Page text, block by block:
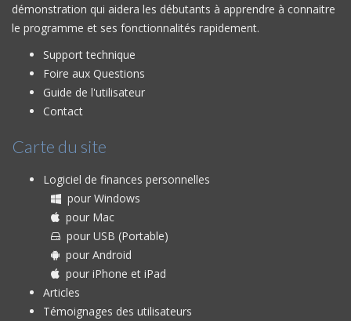
démonstration qui aidera les débutants à apprendre à connaitre
le programme et ses fonctionnalités rapidement.
Support technique
Foire aux Questions
Guide de l'utilisateur
Contact
Carte du site
Logiciel de finances personnelles
pour Windows
pour Mac
pour USB (Portable)
pour Android
pour iPhone et iPad
Articles
Témoignages des utilisateurs